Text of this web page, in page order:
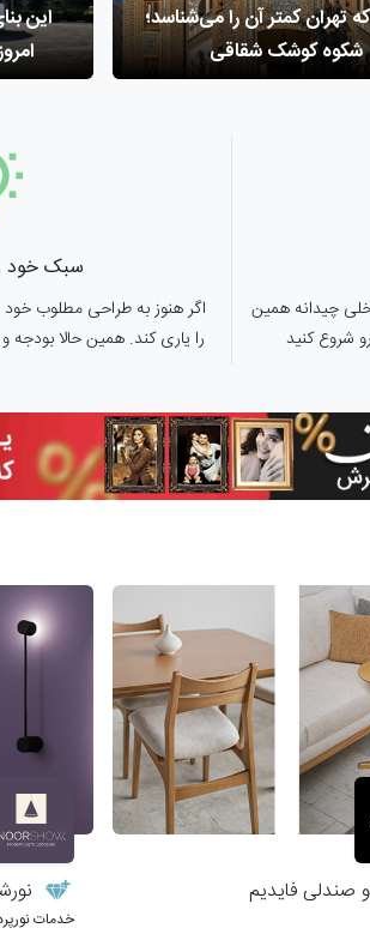
تهران کمتر آن را می‌شناسد؛
شکوه کوشک شقاقی
این
چیدانه همین
شروع کنید
سبک خود
اگر هنوز به طراحی مطلوب خود
را یاری کند. همین حالا بودجه
صندلی فایدیم
خدمات